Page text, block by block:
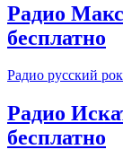
Радио
бесплатно
Радио русский
Радио
бесплатно